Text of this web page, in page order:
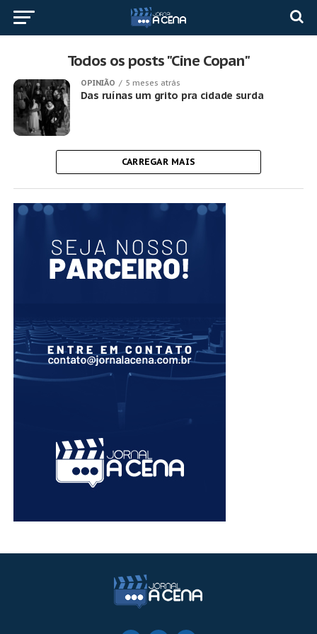
Todos os posts "Cine Copan"
OPINIÃO 5 meses atrás
Das ruínas um grito pra cidade surda
CARREGAR MAIS